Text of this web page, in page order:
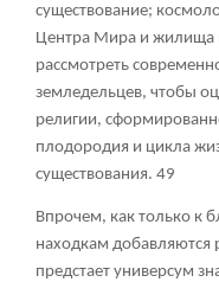
существование;
Центра Мира и жилища
рассмотреть
земледельцев, чтобы
религии,
плодородия и цикла
существования. 49
Впрочем, как только к
находкам добавляются
предстает универсум